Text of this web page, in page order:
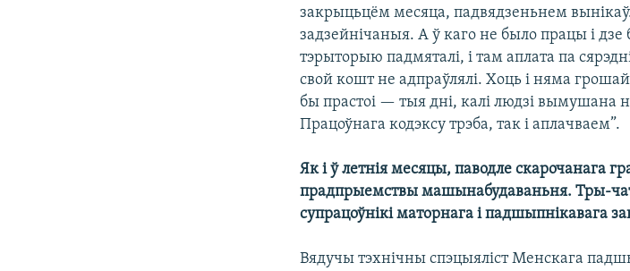
закрыцьцём месяца, падвядзеньнем
задзейнічаныя. А ў каго не было працы і
тэрыторыю падмяталі, і там аплата па
свой кошт не адпраўлялі. Хоць і няма
бы прастоі — тыя дні, калі людзі вымушана
Працоўнага кодэксу трэба, так і аплачваем”.
Як і ў летнія месяцы, паводле скарочанага
прадпрыемствы машынабудаваньня. Тры-
супрацоўнікі маторнага і падшыпнікавага
Вядучы тэхнічны спэцыяліст Менскага